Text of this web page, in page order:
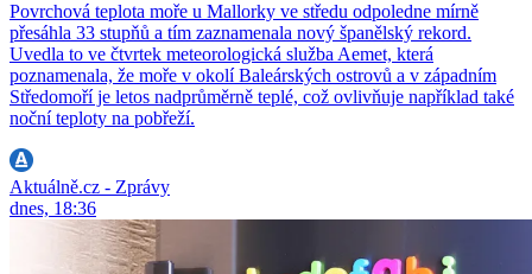
Povrchová teplota moře u Mallorky ve středu odpoledne mírně
přesáhla 33 stupňů a tím zaznamenala nový španělský rekord.
Uvedla to ve čtvrtek meteorologická služba Aemet, která
poznamenala, že moře v okolí Baleárských ostrovů a v západním
Středomoří je letos nadprůměrně teplé, což ovlivňuje například také
noční teploty na pobřeží.
Aktuálně.cz - Zprávy
dnes, 18:36